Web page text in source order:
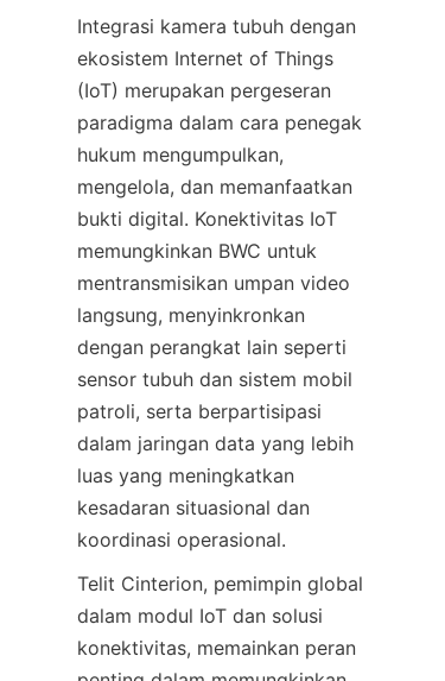
Integrasi kamera tubuh dengan
ekosistem Internet of Things
(IoT) merupakan pergeseran
paradigma dalam cara penegak
hukum mengumpulkan,
mengelola, dan memanfaatkan
bukti digital. Konektivitas IoT
memungkinkan BWC untuk
mentransmisikan umpan video
langsung, menyinkronkan
dengan perangkat lain seperti
sensor tubuh dan sistem mobil
patroli, serta berpartisipasi
dalam jaringan data yang lebih
luas yang meningkatkan
kesadaran situasional dan
Telit Cinterion, pemimpin global
dalam modul IoT dan solusi
konektivitas, memainkan peran